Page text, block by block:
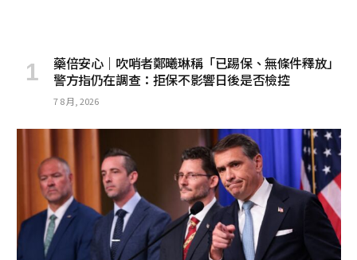
藥倍安心｜吹哨者鄭曦琳稱「已踢保、無條件釋放」
警方指仍在調查：拒保不影響日後是否檢控
7 8 月, 2026